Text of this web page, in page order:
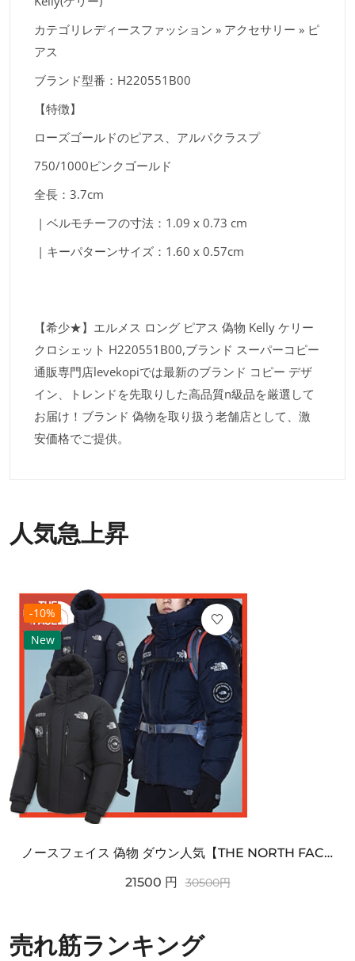
カテゴリレディースファッション » アクセサリー » ピ
アス
ブランド型番：H220551B00
【特徴】
ローズゴールドのピアス、アルパクラスプ
750/1000ピンクゴールド
全長：3.7cm
| ベルモチーフの寸法：1.09 x 0.73 cm
| キーパターンサイズ：1.60 x 0.57cm
【希少★】エルメス ロング ピアス 偽物 Kelly ケリー
クロシェット H220551B00,ブランド スーパーコピー
通販専門店levekopiでは最新のブランド コピー デザ
イン、トレンドを先取りした高品質n級品を厳選して
お届け！ブランド 偽物を取り扱う老舗店として、激
安価格でご提供。
人気急上昇
-10%
New
ノースフェイス 偽物 ダウン人気【THE NORTH FACE】M'S 7 SUMMIT HIM...
21500 円 30500円
売れ筋ランキング